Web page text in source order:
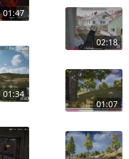
01:47
01:34
02:18
01:07